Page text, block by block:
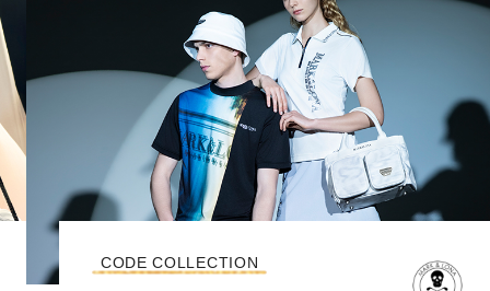
CODE COLLECTION